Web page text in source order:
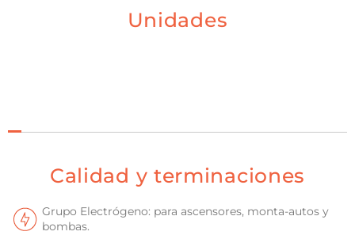
Unidades
Calidad y terminaciones
Grupo Electrógeno: para ascensores, monta-autos y
bombas.